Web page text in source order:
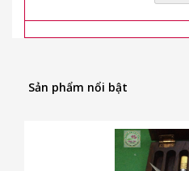
Sản phẩm nổi bật